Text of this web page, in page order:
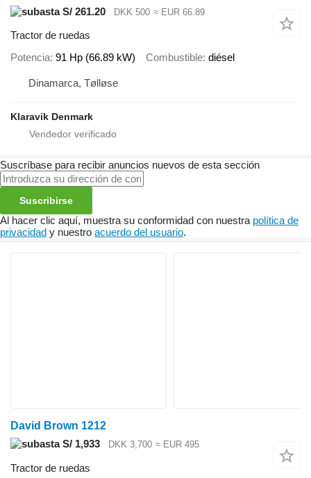
S/ 261.20
DKK 500 ≈ EUR 66.89
Tractor de ruedas
Potencia 91 Hp (66.89 kW) Combustible diésel
Dinamarca, Tølløse
Klaravik Denmark
Suscríbase para recibir anuncios nuevos de esta sección
Suscribirse
Al hacer clic aquí, muestra su conformidad con nuestra política de
privacidad y nuestro acuerdo del usuario.
David Brown 1212
S/ 1,933
DKK 3,700 ≈ EUR 495
Tractor de ruedas